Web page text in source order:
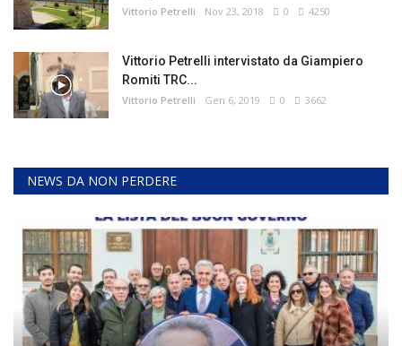
Vittorio Petrelli Nov 23, 2018 0 4250
Vittorio Petrelli intervistato da Giampiero
Romiti TRC...
Vittorio Petrelli Gen 6, 2019 0 3662
NEWS DA NON PERDERE